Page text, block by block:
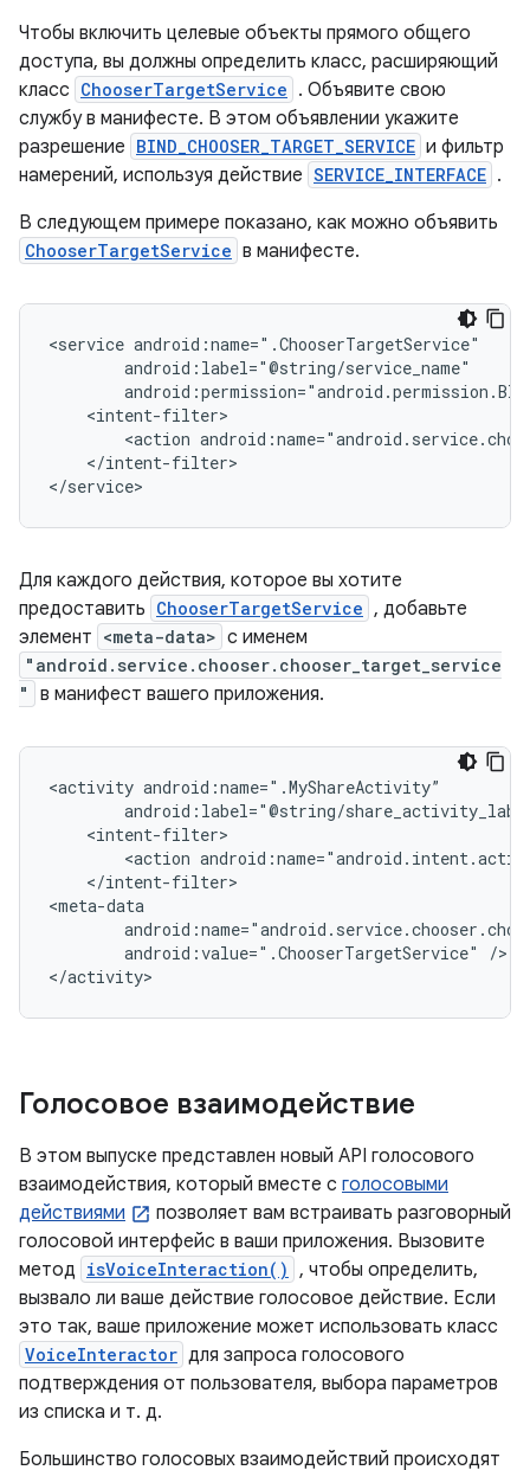
Чтобы включить целевые объекты прямого общего
доступа, вы должны определить класс, расширяющий
класс ChooserTargetService . Объявите свою
службу в манифесте. В этом объявлении укажите
разрешение BIND_CHOOSER_TARGET_SERVICE и фильтр
намерений, используя действие SERVICE_INTERFACE .
В следующем примере показано, как можно объявить
ChooserTargetService в манифесте.
<service
<action
</intent-filter>
</service>
Для каждого действия, которое вы хотите
предоставить ChooserTargetService , добавьте
элемент <meta-data> с именем
"android.service.chooser.chooser_target_service
"
в манифест вашего приложения.
<activity
<action
</intent-filter>
android:value=".ChooserTargetService"
/>
</activity>
Голосовое взаимодействие
В этом выпуске представлен новый API голосового
взаимодействия, который вместе с голосовыми
действиями
позволяет вам встраивать разговорный
голосовой интерфейс в ваши приложения. Вызовите
метод isVoiceInteraction() , чтобы определить,
вызвало ли ваше действие голосовое действие. Если
это так, ваше приложение может использовать класс
VoiceInteractor для запроса голосового
подтверждения от пользователя, выбора параметров
из списка и т. д.
Большинство голосовых взаимодействий происходят